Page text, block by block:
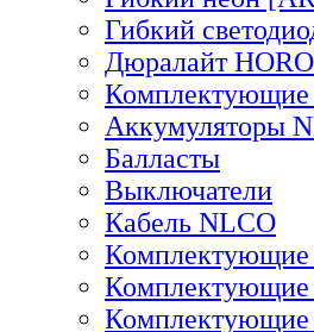
Гибкий
Дюралайт
Комплектующие
Аккумуляторы
Балласты
Выключатели
Кабель NLCO
Комплектующие
Комплектующие